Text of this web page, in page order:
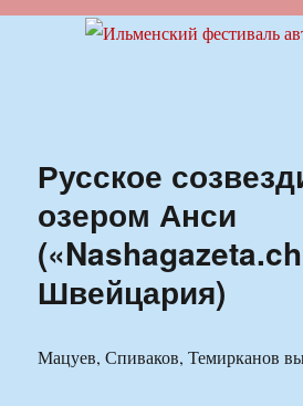
Ильменский
Русское
озером Анси
Швейцария)
Мацуев, Спиваков, Темирканов